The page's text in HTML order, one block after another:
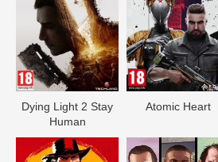
Dying Light 2 Stay
Human
Atomic Heart